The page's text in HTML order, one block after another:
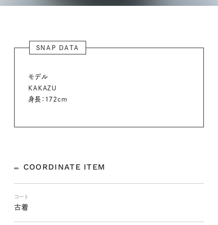
SNAP DATA
モデル
KAKAZU
身長：172cm
COORDINATE ITEM
コート
古着